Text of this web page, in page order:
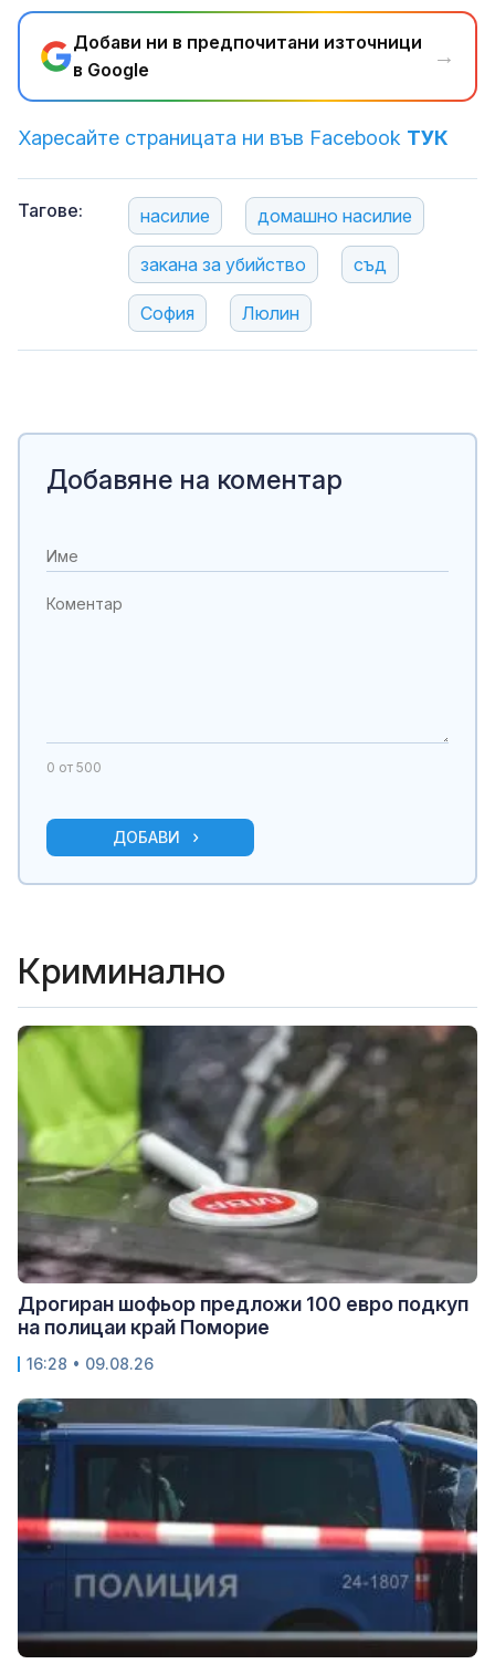
Добави ни в предпочитани източници
в Google
→
Харесайте страницата ни във Facebook ТУК
Тагове: насилие домашно насилие
закана за убийство съд
София Люлин
Добавяне на коментар
0 от 500
ДОБАВИ
Криминално
Дрогиран шофьор предложи 100 евро подкуп
на полицаи край Поморие
16:28 • 09.08.26